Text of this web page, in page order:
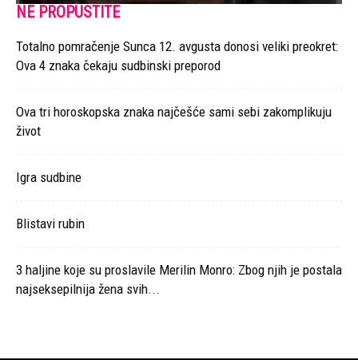
NE PROPUSTITE
Totalno pomračenje Sunca 12. avgusta donosi veliki preokret:
Ova 4 znaka čekaju sudbinski preporod
Ova tri horoskopska znaka najčešće sami sebi zakomplikuju
život
Igra sudbine
Blistavi rubin
3 haljine koje su proslavile Merilin Monro: Zbog njih je postala
najseksepilnija žena svih...